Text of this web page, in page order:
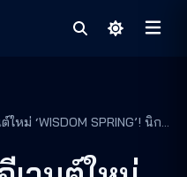
ใหม่ ‘WISDOM SPRING’! นิก
บความลับที่จะเปลี่ยนสมรภูมิ